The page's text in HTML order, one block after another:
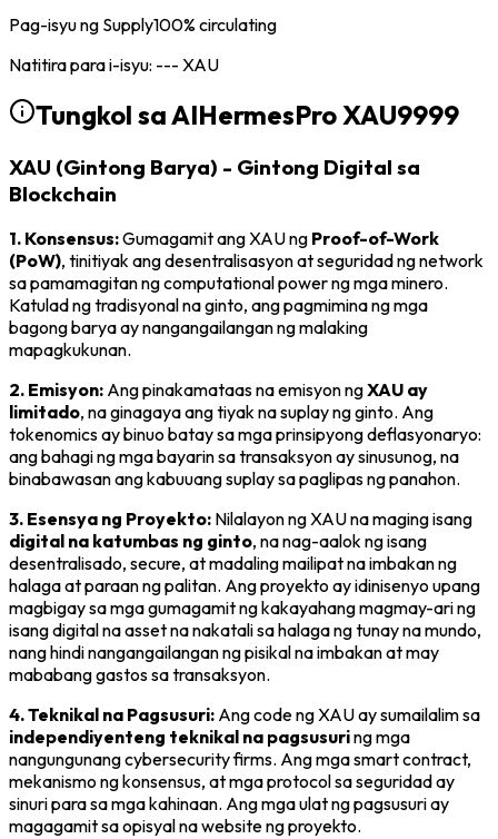
Pag-isyu ng Supply100% circulating
Natitira para i-isyu: --- XAU
Tungkol sa AIHermesPro XAU9999
XAU (Gintong Barya) - Gintong Digital sa
Blockchain
1. Konsensus:Gumagamit ang XAU ng Proof-of-Work
(PoW), tinitiyak ang desentralisasyon at seguridad ng network
sa pamamagitan ng computational power ng mga minero.
Katulad ng tradisyonal na ginto, ang pagmimina ng mga
bagong barya ay nangangailangan ng malaking
mapagkukunan.
2. Emisyon: Ang pinakamataas na emisyon ngXAU ay
limitado, na ginagaya ang tiyak na suplay ng ginto. Ang
tokenomics ay binuo batay sa mga prinsipyong deflasyonaryo:
ang bahagi ng mga bayarin sa transaksyon ay sinusunog, na
binabawasan ang kabuuang suplay sa paglipas ng panahon.
3. Esensya ng Proyekto: Nilalayon ng XAU na maging isang
digital na katumbas ng ginto, na nag-aalok ng isang
desentralisado, secure, at madaling mailipat na imbakan ng
halaga at paraan ng palitan. Ang proyekto ay idinisenyo upang
magbigay sa mga gumagamit ng kakayahang magmay-ari ng
isang digital na asset na nakatali sa halaga ng tunay na mundo,
nang hindi nangangailangan ng pisikal na imbakan at may
mababang gastos sa transaksyon.
4. Teknikal na Pagsusuri: Ang code ng XAU ay sumailalim sa
independiyenteng teknikal na pagsusuring mga
nangungunang cybersecurity firms. Ang mga smart contract,
mekanismo ng konsensus, at mga protocol sa seguridad ay
sinuri para sa mga kahinaan. Ang mga ulat ng pagsusuri ay
magagamit sa opisyal na website ng proyekto.